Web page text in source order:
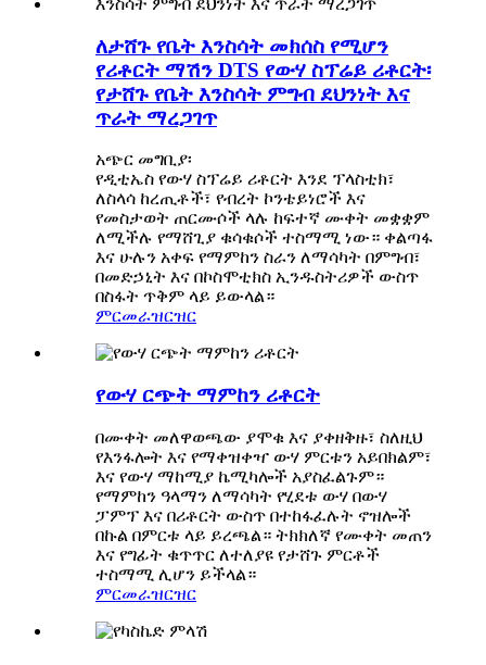
ለታሸጉ የቤት እንስሳት መክሰስ የሚሆን
የሪቶርት ማሽን DTS የውሃ ስፕሬይ ሪቶርት፡
የታሸጉ የቤት እንስሳት ምግብ ደህንነት እና
ጥራት ማረጋገጥ
አጭር መግቢያ፡
የዲቲኤስ የውሃ ስፕሬይ ሪቶርት እንደ ፕላስቲክ፣
ለስላሳ ከረጢቶች፣ የብረት ኮንቴይነሮች እና
የመስታወት ጠርሙሶች ላሉ ​​ከፍተኛ ሙቀት መቋቋም
ለሚችሉ የማሸጊያ ቁሳቁሶች ተስማሚ ነው። ቀልጣፋ
እና ሁሉን አቀፍ የማምከን ስራን ለማሳካት በምግብ፣
በመድኃኒት እና በኮስሞቲክስ ኢንዱስትሪዎች ውስጥ
በስፋት ጥቅም ላይ ይውላል።
ምርመራዝርዝር
የውሃ ርጭት ማምከን ሪቶርት
በሙቀት መለዋወጫው ያሞቁ እና ያቀዘቅዙ፣ ስለዚህ
የእንፋሎት እና የማቀዝቀዣ ውሃ ምርቱን አይበክልም፣
እና የውሃ ማከሚያ ኬሚካሎች አያስፈልጉም።
የማምከን ዓላማን ለማሳካት የሂደቱ ውሃ በውሃ
ፓምፕ እና በሪቶርት ውስጥ በተከፋፈሉት ኖዝሎች
በኩል በምርቱ ላይ ይረጫል። ትክክለኛ የሙቀት መጠን
እና የግፊት ቁጥጥር ለተለያዩ የታሸጉ ምርቶች
ተስማሚ ሊሆን ይችላል።
ምርመራዝርዝር